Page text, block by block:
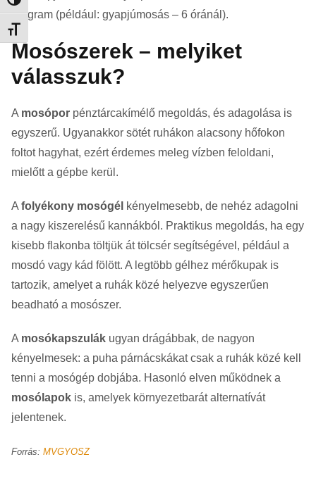
Betűméret váltása
program (például: gyapjúmosás – 6 óránál).
Mosószerek – melyiket
válasszuk?
A mosópor pénztárcakímélő megoldás, és adagolása is
egyszerű. Ugyanakkor sötét ruhákon alacsony hőfokon
foltot hagyhat, ezért érdemes meleg vízben feloldani,
mielőtt a gépbe kerül.
A folyékony mosógél kényelmesebb, de nehéz adagolni
a nagy kiszerelésű kannákból. Praktikus megoldás, ha egy
kisebb flakonba töltjük át tölcsér segítségével, például a
mosdó vagy kád fölött. A legtöbb gélhez mérőkupak is
tartozik, amelyet a ruhák közé helyezve egyszerűen
beadható a mosószer.
A mosókapszulák ugyan drágábbak, de nagyon
kényelmesek: a puha párnácskákat csak a ruhák közé kell
tenni a mosógép dobjába. Hasonló elven működnek a
mosólapok is, amelyek környezetbarát alternatívát
jelentenek.
Forrás: MVGYOSZ